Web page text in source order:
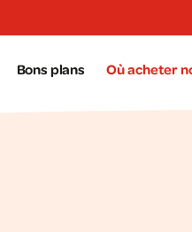
Bons plans Où acheter